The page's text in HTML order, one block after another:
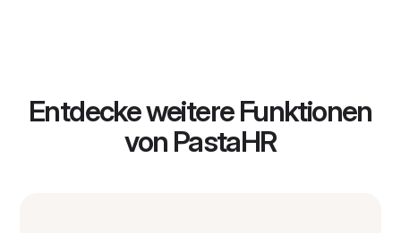
Entdecke weitere Funktionen
von PastaHR